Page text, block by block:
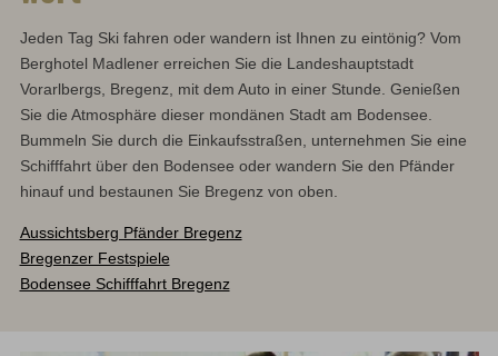
Jeden Tag Ski fahren oder wandern ist Ihnen zu eintönig? Vom
Berghotel Madlener erreichen Sie die Landeshauptstadt
Vorarlbergs, Bregenz, mit dem Auto in einer Stunde. Genießen
Sie die Atmosphäre dieser mondänen Stadt am Bodensee.
Bummeln Sie durch die Einkaufsstraßen, unternehmen Sie eine
Schifffahrt über den Bodensee oder wandern Sie den Pfänder
hinauf und bestaunen Sie Bregenz von oben.
Aussichtsberg Pfänder Bregenz
Bregenzer Festspiele
Bodensee Schifffahrt Bregenz